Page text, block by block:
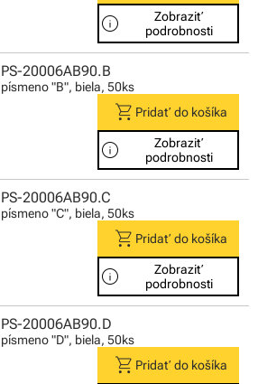
info
Zobraziť
podrobnosti
PS-20006AB90.B
písmeno "B", biela, 50ks
shopping_cart Pridať do košíka
info
Zobraziť
podrobnosti
PS-20006AB90.C
písmeno "C", biela, 50ks
shopping_cart Pridať do košíka
info
Zobraziť
podrobnosti
PS-20006AB90.D
písmeno "D", biela, 50ks
shopping_cart Pridať do košíka